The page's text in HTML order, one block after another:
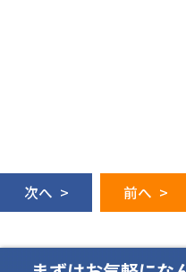
次へ > 前へ >